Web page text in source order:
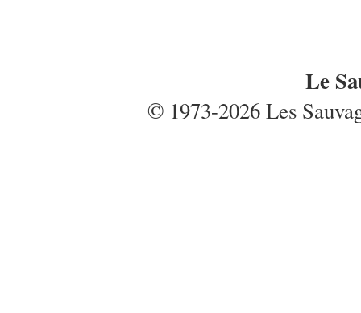
Le
© 1973-2026 Les